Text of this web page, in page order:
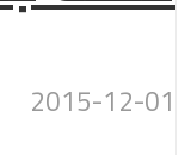
2015-12-01